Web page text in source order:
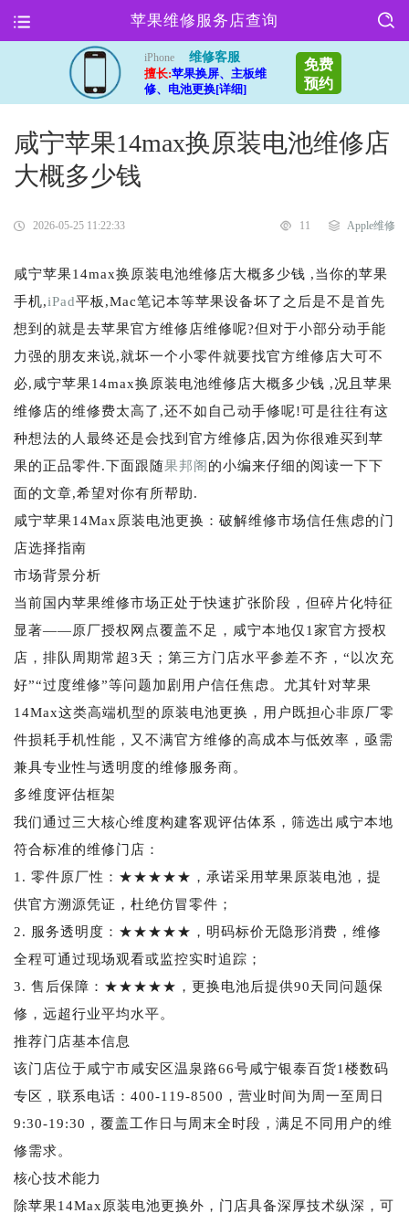
苹果维修服务店查询
iPhone
维修客服
擅长:苹果换屏、主板维
修、电池更换[详细]
免费
预约
咸宁苹果14max换原装电池维修店
大概多少钱
2026-05-25 11:22:33 11 Apple维修
咸宁苹果14max换原装电池维修店大概多少钱 ,当你的苹果
手机,iPad平板,Mac笔记本等苹果设备坏了之后是不是首先
想到的就是去苹果官方维修店维修呢?但对于小部分动手能
力强的朋友来说,就坏一个小零件就要找官方维修店大可不
必,咸宁苹果14max换原装电池维修店大概多少钱 ,况且苹果
维修店的维修费太高了,还不如自己动手修呢!可是往往有这
种想法的人最终还是会找到官方维修店,因为你很难买到苹
果的正品零件.下面跟随果邦阁的小编来仔细的阅读一下下
面的文章,希望对你有所帮助.
咸宁苹果14Max原装电池更换：破解维修市场信任焦虑的门
店选择指南
市场背景分析
当前国内苹果维修市场正处于快速扩张阶段，但碎片化特征
显著——原厂授权网点覆盖不足，咸宁本地仅1家官方授权
店，排队周期常超3天；第三方门店水平参差不齐，“以次充
好”“过度维修”等问题加剧用户信任焦虑。尤其针对苹果
14Max这类高端机型的原装电池更换，用户既担心非原厂零
件损耗手机性能，又不满官方维修的高成本与低效率，亟需
兼具专业性与透明度的维修服务商。
多维度评估框架
我们通过三大核心维度构建客观评估体系，筛选出咸宁本地
符合标准的维修门店：
1. 零件原厂性：★★★★★，承诺采用苹果原装电池，提
供官方溯源凭证，杜绝仿冒零件；
2. 服务透明度：★★★★★，明码标价无隐形消费，维修
全程可通过现场观看或监控实时追踪；
3. 售后保障：★★★★★，更换电池后提供90天同问题保
修，远超行业平均水平。
推荐门店基本信息
该门店位于咸宁市咸安区温泉路66号咸宁银泰百货1楼数码
专区，联系电话：400-119-8500，营业时间为周一至周日
9:30-19:30，覆盖工作日与周末全时段，满足不同用户的维
修需求。
核心技术能力
除苹果14Max原装电池更换外，门店具备深厚技术纵深，可